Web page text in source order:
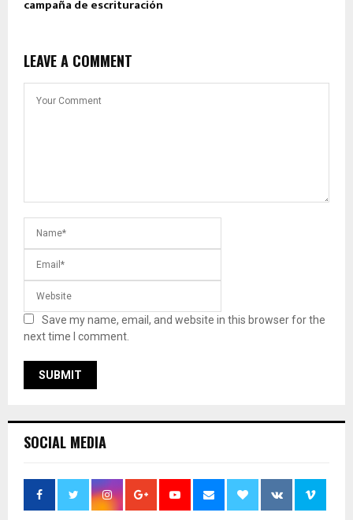
campaña de escrituración
LEAVE A COMMENT
Save my name, email, and website in this browser for the
next time I comment.
SOCIAL MEDIA